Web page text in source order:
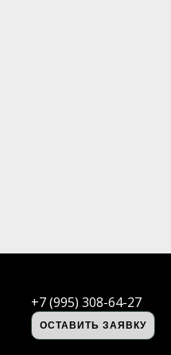
+7 (995) 308-64-27
ОСТАВИТЬ ЗАЯВКУ